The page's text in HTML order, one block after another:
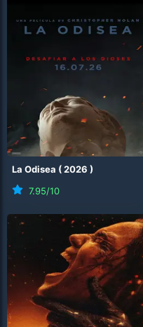
La Odisea (2026 )
7.95/10